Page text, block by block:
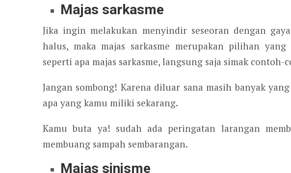
Majas sarkasme
Jika ingin melakukan menyindir seseoran dengan
halus, maka majas sarkasme merupakan pilihan
seperti apa majas sarkasme, langsung saja simak
Jangan sombong! Karena diluar sana masih banyak
apa yang kamu miliki sekarang.
Kamu buta ya! sudah ada peringatan larangan
membuang sampah sembarangan.
Majas sinisme